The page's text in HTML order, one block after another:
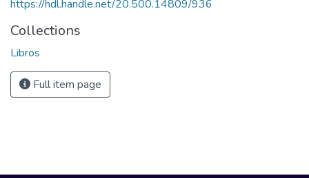
https://hdl.handle.net/20.500.14809/936
Collections
Libros
Full item page